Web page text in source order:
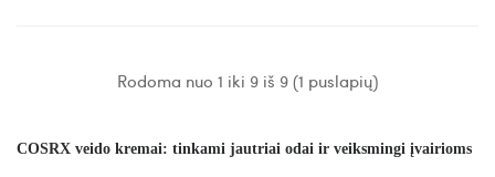
Rodoma nuo 1 iki 9 iš 9 (1 puslapių)
COSRX veido kremai: tinkami jautriai odai ir veiksmingi įvairioms